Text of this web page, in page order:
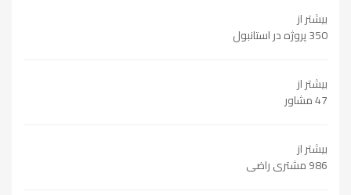
بیشتر از
350 پروژه در استانبول
بیشتر از
47 مشاور
بیشتر از
986 مشتری راضی